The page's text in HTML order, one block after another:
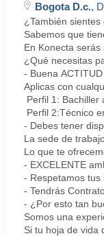
Bogota D.c.,
¿También sientes
Sabemos que
En Konecta
¿Qué necesitas
- Buena
Aplicas con
Perfil 1: Bachiller
Perfil 2:Técnico
- Debes tener
La sede de
Lo que te
- EXCELENTE
- Respetamos
- Tendrás
- ¿Por esto tan
Somos una
Si tu hoja de vida